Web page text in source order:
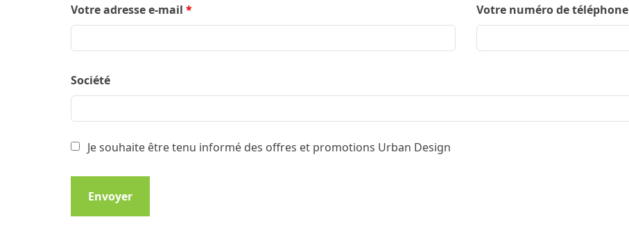
Votre adresse e-mail * Votre numéro de téléphone
Société
Je souhaite être tenu informé des offres et promotions Urban Design
Envoyer